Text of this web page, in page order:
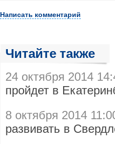
Написать комментарий
Читайте также
24 октября 2014
пройдет в
8 октября 2014
развивать в